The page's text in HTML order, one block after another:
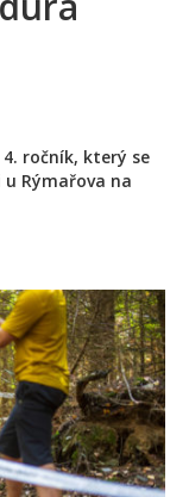
ročník, který se
u Rýmařova na